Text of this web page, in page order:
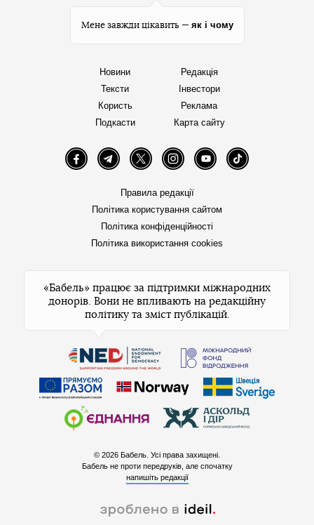
Мене завжди цікавить — як і чому
Новини
Тексти
Користь
Подкасти
Редакція
Інвестори
Реклама
Карта сайту
FacebookTelegramTwitter InstagramYouTube TikTok
Правила редакції
Політика користування сайтом
Політика конфіденційності
Політика використання cookies
«Бабель» працює за підтримки міжнародних
донорів. Вони не впливають на редакційну
політику та зміст публікацій.
© 2026 Бабель. Усі права захищені.
Бабель не проти передруків, але спочатку
напишіть редакції